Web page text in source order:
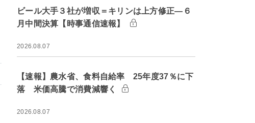
ビール大手３社が増収＝キリンは上方修正―６
月中間決算【時事通信速報】
2026.08.07
【速報】農水省、食料自給率 25年度37％に下
落 米価高騰で消費減響く
2026.08.07